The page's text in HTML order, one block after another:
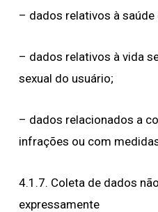
– dados relativos à saúde
– dados relativos à vida
sexual do usuário;
– dados relacionados a
infrações ou com
4.1.7. Coleta de dados
expressamente